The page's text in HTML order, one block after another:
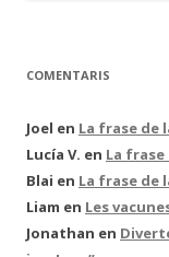
COMENTARIS
Joel en La frase de
Lucía V. en La frase
Blai en La frase de
Liam en Les
Jonathan en